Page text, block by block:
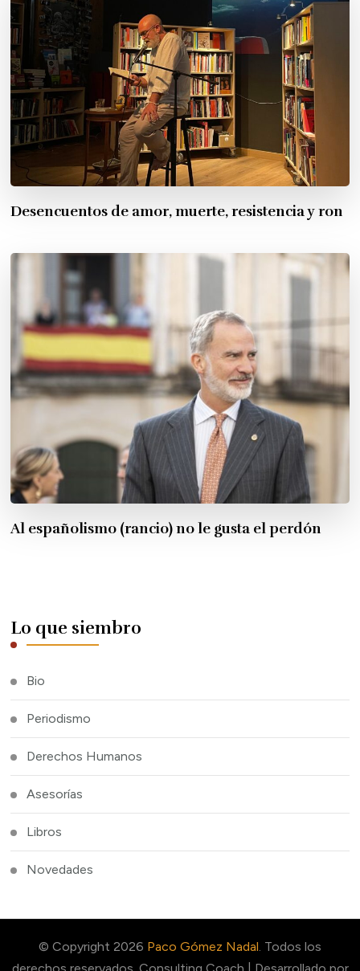
Desencuentos de amor, muerte, resistencia y ron
Al españolismo (rancio) no le gusta el perdón
Lo que siembro
Bio
Periodismo
Derechos Humanos
Asesorías
Libros
Novedades
© Copyright 2026 Paco Gómez Nadal. Todos los